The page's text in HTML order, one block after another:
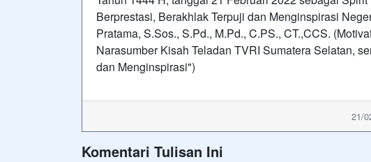
Berprestasi, Berakhlak Terpuji dan Menginspirasi
Pratama, S.Sos., S.Pd., M.Pd., C.PS., CT.,CCS.
Narasumber Kisah Teladan TVRI Sumatera Selatan,
dan Menginspirasi")
21/
Komentari Tulisan Ini